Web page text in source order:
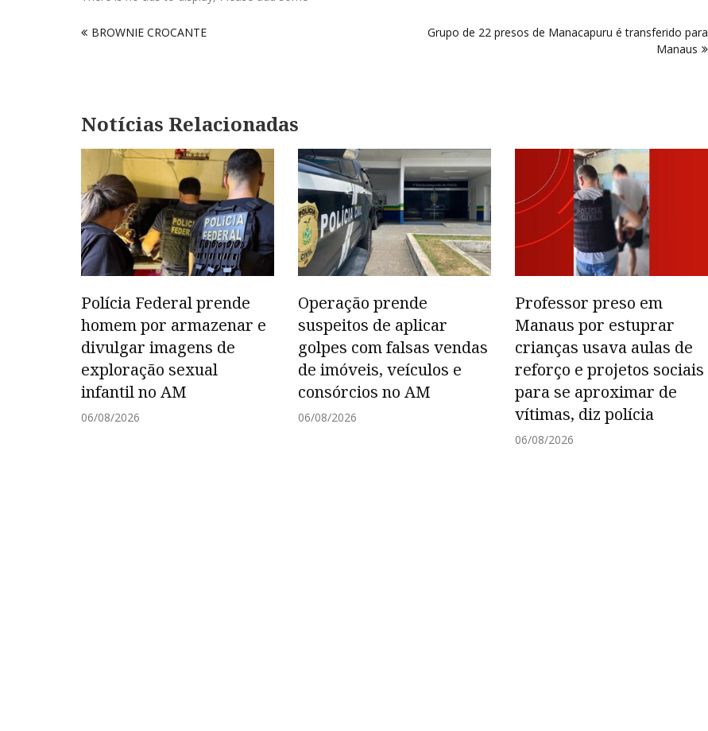
deBROWNIE CROCANTE
Grupo de 22 presos de Manacapuru é transferido para
Manaus
Notícias Relacionadas
Polícia Federal prende
homem por armazenar e
divulgar imagens de
exploração sexual
infantil no AM
06/08/2026
Operação prende
suspeitos de aplicar
golpes com falsas vendas
de imóveis, veículos e
consórcios no AM
06/08/2026
Professor preso em
Manaus por estuprar
crianças usava aulas de
reforço e projetos sociais
para se aproximar de
vítimas, diz polícia
06/08/2026